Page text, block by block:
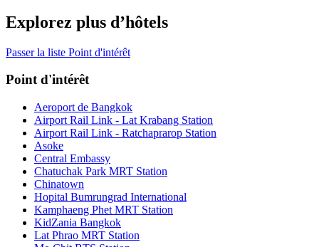
Explorez plus d’hôtels
Passer la liste Point d'intérêt
Point d'intérêt
Aeroport de Bangkok
Airport Rail Link - Lat Krabang Station
Airport Rail Link - Ratchaprarop Station
Asoke
Central Embassy
Chatuchak Park MRT Station
Chinatown
Hopital Bumrungrad International
Kamphaeng Phet MRT Station
KidZania Bangkok
Lat Phrao MRT Station